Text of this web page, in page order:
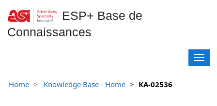
ESP+ Base de
Connaissances
T
o
Home Knowledge Base - Home KA-02536